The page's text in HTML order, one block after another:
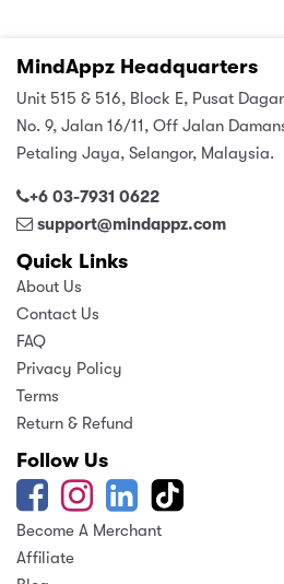
MindAppz Headquarters
Unit 515 & 516, Block E, Pusat
No. 9, Jalan 16/11, Off Jalan
Petaling Jaya, Selangor, Malaysia.
+6 03-7931 0622
support@mindappz.com
Quick Links
About Us
Contact Us
FAQ
Privacy Policy
Terms
Return & Refund
Follow Us
Become A Merchant
Affiliate